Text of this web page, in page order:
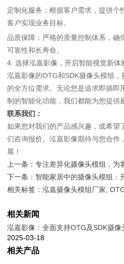
定制化服务：根据客户需求，提供个
客户实现业务目标。
品质保障：严格的质量控制体系，确
可靠性和长寿命。
4. 选择泓嘉影像，开启智能视觉新体
泓嘉影像的OTG和SDK摄像头模组
的全方位需求。无论您是追求即插即
制的智能化功能，我们都能为您提供
联系我们：
如果您对我们的产品感兴趣，或希望
们咨询报价。泓嘉影像期待与您合作
展！
上一条： 专注差异化摄像头模组，为
下一条： 智能家居中的摄像头模组：
相关标签： 泓嘉摄像头模组厂家
相关新闻
泓嘉影像：全面支持OTG及SDK摄
2025-03-18
相关产品